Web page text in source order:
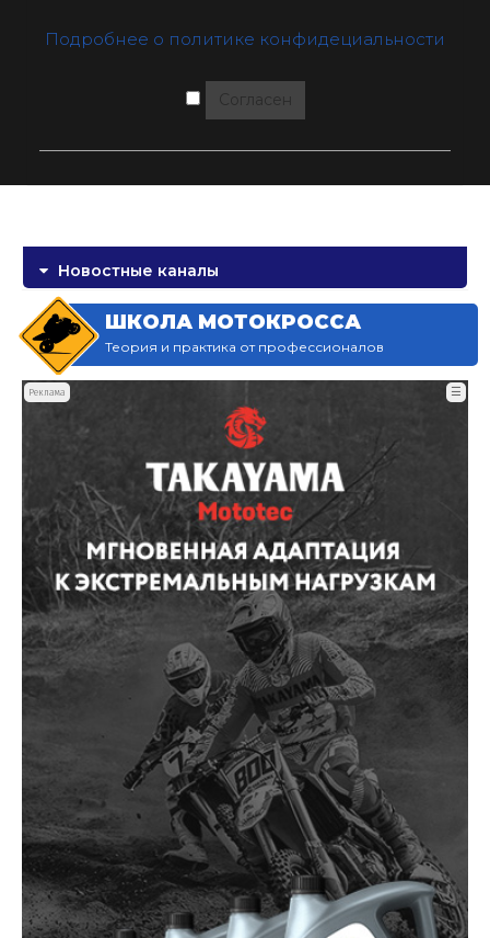
Подробнее о политике конфидециальности
Согласен
Новостные каналы
ШКОЛА МОТОКРОССА
Теория и практика от профессионалов
Реклама ☰